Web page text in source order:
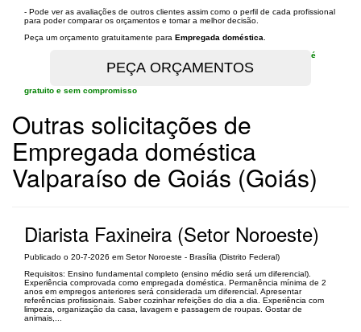
- Pode ver as avaliações de outros clientes assim como o perfil de cada profissional
para poder comparar os orçamentos e tomar a melhor decisão.
Peça um orçamento gratuitamente para Empregada doméstica
é
gratuito e sem compromisso
Outras solicitações de
Empregada doméstica
Valparaíso de Goiás (Goiás)
Diarista Faxineira (Setor Noroeste)
Publicado o 20-7-2026 em Setor Noroeste - Brasília (Distrito Federal)
Requisitos: Ensino fundamental completo (ensino médio será um diferencial).
Experiência comprovada como empregada doméstica. Permanência mínima de 2
anos em empregos anteriores será considerada um diferencial. Apresentar
referências profissionais. Saber cozinhar refeições do dia a dia. Experiência com
limpeza, organização da casa, lavagem e passagem de roupas. Gostar de
animais,...